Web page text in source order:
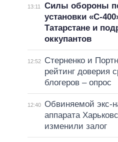
13:11
Силы обороны
установки «С-
Татарстане и
оккупантов
12:52
Стерненко и
рейтинг доверия
блогеров – опрос
12:40 Обвиняемой экс-
аппарата
изменили залог